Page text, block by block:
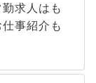
求人はも
事紹介も